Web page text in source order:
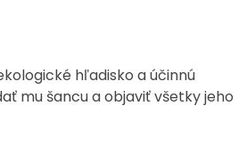
hľadisko a účinnú
mu šancu a objaviť všetky jeho